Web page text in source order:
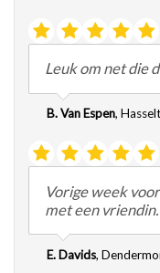
Leuk om net die
B. Van Espen, Hasselt
Vorige week
met een
E. Davids,